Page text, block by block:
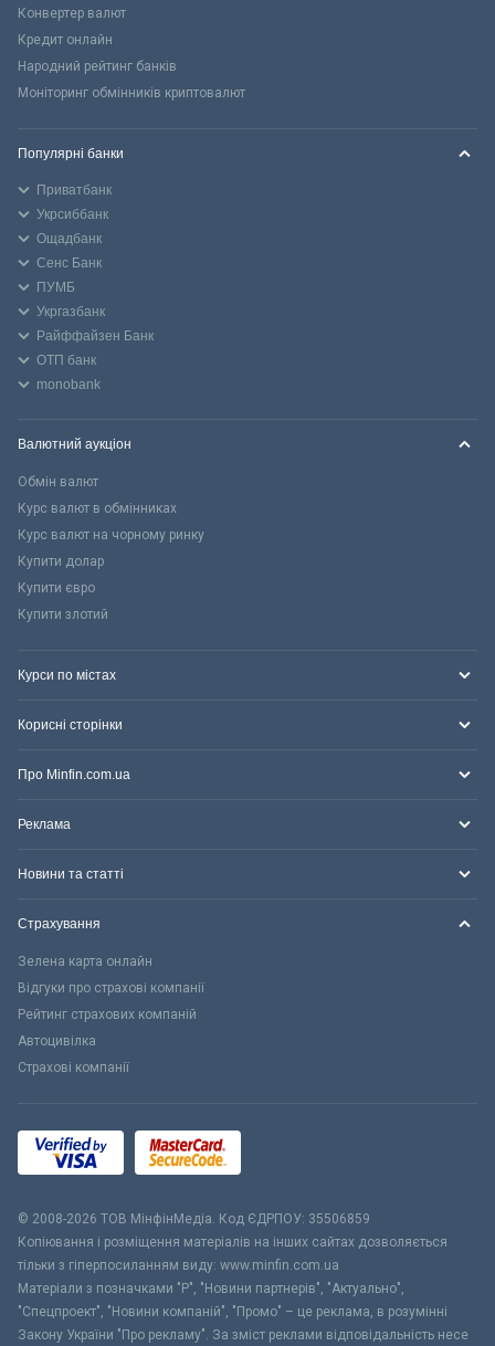
Конвертер валют
Кредит онлайн
Народний рейтинг банків
Моніторинг обмінників криптовалют
Популярні банки
Приватбанк
Укрсиббанк
Ощадбанк
Сенс Банк
ПУМБ
Укргазбанк
Райффайзен Банк
ОТП банк
monobank
Валютний аукціон
Обмін валют
Курс валют в обмінниках
Курс валют на чорному ринку
Купити долар
Купити євро
Купити злотий
Курси по містах
Корисні сторінки
Про Minfin.com.ua
Реклама
Новини та статті
Страхування
Зелена карта онлайн
Відгуки про страхові компанії
Рейтинг страхових компаній
Автоцивілка
Страхові компанії
© 2008-2026 ТОВ МiнфiнМедiа. Код ЄДРПОУ: 35506859
Копіювання і розміщення матеріалів на інших сайтах дозволяється
тільки з гіперпосиланням виду: www.minfin.com.ua
Матеріали з позначками "Р", "Новини партнерів", "Актуально",
"Спецпроект", "Новини компаній", "Промо" – це реклама, в розумінні
Закону України "Про рекламу". За зміст реклами відповідальність несе